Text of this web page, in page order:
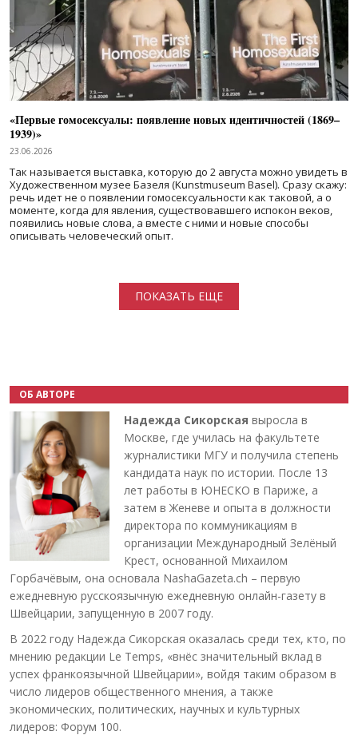
«Первые гомосексуалы: появление новых идентичностей (1869–
1939)»
23.06.2026
Так называется выставка, которую до 2 августа можно увидеть в
Художественном музее Базеля (Kunstmuseum Basel). Сразу скажу:
речь идет не о появлении гомосексуальности как таковой, а о
моменте, когда для явления, существовавшего испокон веков,
появились новые слова, а вместе с ними и новые способы
описывать человеческий опыт.
ПОКАЗАТЬ ЕЩЕ
ОБ АВТОРЕ
Надежда Сикорская выросла в
Москве, где училась на факультете
журналистики МГУ и получила степень
кандидата наук по истории. После 13
лет работы в ЮНЕСКО в Париже, а
затем в Женеве и опыта в должности
директора по коммуникациям в
организации Международный Зелёный
Крест, основанной Михаилом
Горбачёвым, она основала NashaGazeta.ch – первую
ежедневную русскоязычную ежедневную онлайн-газету в
Швейцарии, запущенную в 2007 году.
В 2022 году Надежда Сикорская оказалась среди тех, кто, по
мнению редакции Le Temps, «внёс значительный вклад в
успех франкоязычной Швейцарии», войдя таким образом в
число лидеров общественного мнения, а также
экономических, политических, научных и культурных
лидеров: Форум 100.